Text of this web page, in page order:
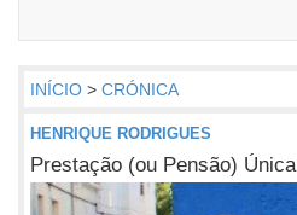
INÍCIO > CRÓNICA
HENRIQUE RODRIGUES
Prestação (ou Pensão) Única